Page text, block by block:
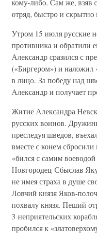
кому-либо. Сам же, взяв
отряд, быстро и
Утром 15 июля русские
противника и обратили
Александр сразился с
(«Биргером») и наложил
в лицо. За победу над
Александр и получает
Житие Александра
русских воинов.
преследуя шведов,
вместе с конем
«бился с самим
Новгородец Сбыслав
не имея страха в душе
Ловчий князя Яков-
похвалу князя. Пеший
3 неприятельских
пробился к